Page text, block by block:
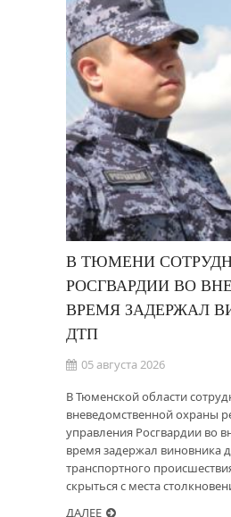
В ТЮМЕНИ
РОСГВАРДИИ ВО
ВРЕМЯ ЗАДЕРЖАЛ
ДТП
05 августа 2026
В Тюменской области
вневедомственной охраны
управления Росгвардии во
время задержал виновника
транспортного
скрыться с места
ДАЛЕЕ